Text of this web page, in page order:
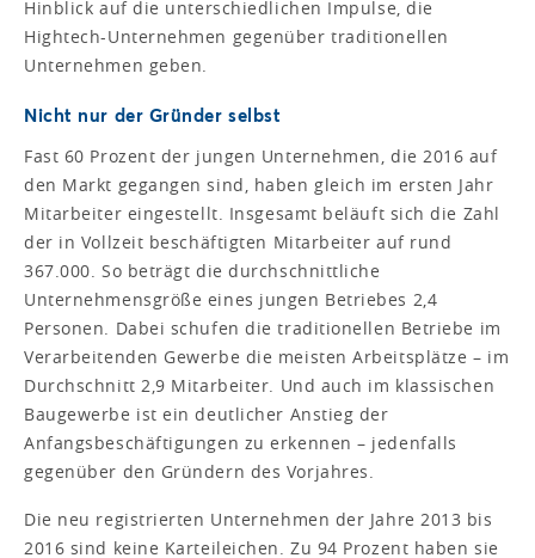
Hinblick auf die unterschiedlichen Impulse, die
Hightech-Unternehmen gegenüber traditionellen
Unternehmen geben.
Nicht nur der Gründer selbst
Fast 60 Prozent der jungen Unternehmen, die 2016 auf
den Markt gegangen sind, haben gleich im ersten Jahr
Mitarbeiter eingestellt. Insgesamt beläuft sich die Zahl
der in Vollzeit beschäftigten Mitarbeiter auf rund
367.000. So beträgt die durchschnittliche
Unternehmensgröße eines jungen Betriebes 2,4
Personen. Dabei schufen die traditionellen Betriebe im
Verarbeitenden Gewerbe die meisten Arbeitsplätze – im
Durchschnitt 2,9 Mitarbeiter. Und auch im klassischen
Baugewerbe ist ein deutlicher Anstieg der
Anfangsbeschäftigungen zu erkennen – jedenfalls
gegenüber den Gründern des Vorjahres.
Die neu registrierten Unternehmen der Jahre 2013 bis
2016 sind keine Karteileichen. Zu 94 Prozent haben sie